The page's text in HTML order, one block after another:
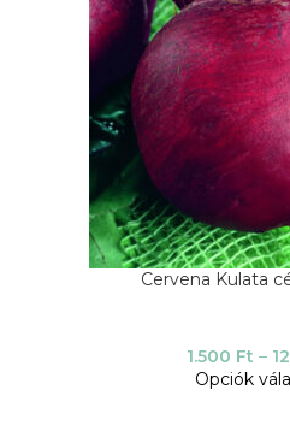
Cervena Kulata
1.500 Ft –
Opciók